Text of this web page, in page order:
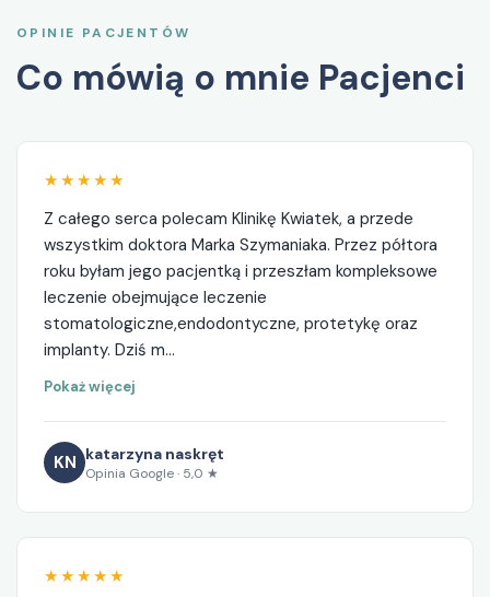
OPINIE PACJENTÓW
Co mówią o mnie Pacjenci
★★★★★
Z całego serca polecam Klinikę Kwiatek, a przede
wszystkim doktora Marka Szymaniaka. Przez półtora
roku byłam jego pacjentką i przeszłam kompleksowe
leczenie obejmujące leczenie
stomatologiczne,endodontyczne, protetykę oraz
implanty. Dziś m…
Pokaż więcej
KN katarzyna naskręt
Opinia Google · 5,0 ★
★★★★★